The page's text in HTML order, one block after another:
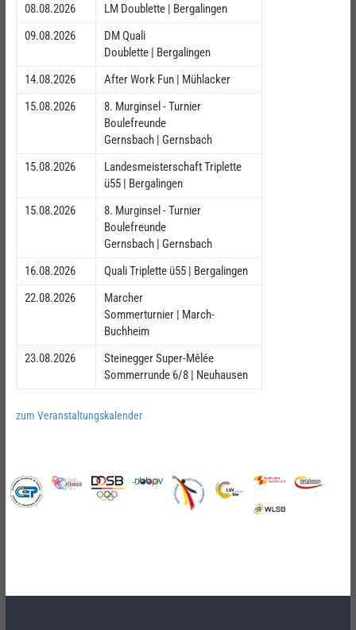
08.08.2026
LM Doublette | Bergalingen
09.08.2026
DM Quali
Doublette | Bergalingen
14.08.2026
After Work Fun | Mühlacker
15.08.2026
8. Murginsel - Turnier
Boulefreunde
Gernsbach | Gernsbach
15.08.2026
Landesmeisterschaft Triplette
ü55 | Bergalingen
15.08.2026
8. Murginsel - Turnier
Boulefreunde
Gernsbach | Gernsbach
16.08.2026
Quali Triplette ü55 | Bergalingen
22.08.2026
Marcher
Sommerturnier | March-
Buchheim
23.08.2026
Steinegger Super-Mêlée
Sommerrunde 6/8 | Neuhausen
zum Veranstaltungskalender